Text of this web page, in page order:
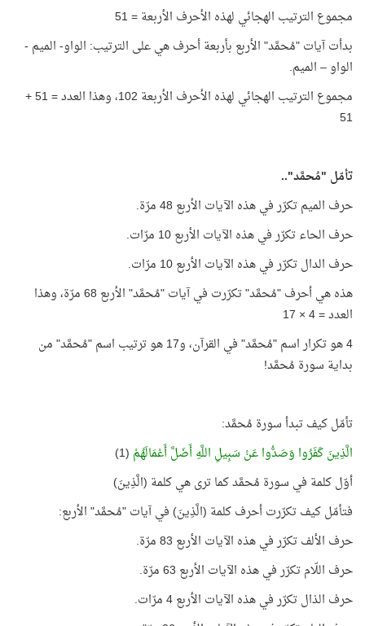
مجموع الترتيب الهجائي لهذه الأحرف الأربعة = 51
بدأت آيات "مُحمَّد" الأربع بأربعة أحرف هي على الترتيب: الواو- الميم -
الواو – الميم.
مجموع الترتيب الهجائي لهذه الأحرف الأربعة 102، وهذا العدد = 51 +
51
تأمّل "مُحمَّد"..
حرف الميم تكرّر في هذه الآيات الأربع 48 مرّة.
حرف الحاء تكرّر في هذه الآيات الأربع 10 مرّات.
حرف الدال تكرّر في هذه الآيات الأربع 10 مرّات.
هذه هي أحرف "مُحمَّد" تكرّرت في آيات "مُحمَّد" الأربع 68 مرّة، وهذا
العدد = 4 × 17
4 هو تكرار اسم "مُحمَّد" في القرآن، و17 هو ترتيب اسم "مُحمَّد" من
بداية سورة مُحمَّد!
تأمّل كيف تبدأ سورة مُحمَّد:
الَّذِينَ كَفَرُوا وَصَدُّوا عَنْ سَبِيلِ اللَّهِ أَضَلَّ أَعْمَالَهُمْ (1)
أوّل كلمة في سورة مُحمَّد كما ترى هي كلمة (الَّذِينَ)
فتأمّل كيف تكرّرت أحرف كلمة (الَّذِينَ) في آيات "مُحمَّد" الأربع:
حرف الألف تكرّر في هذه الآيات الأربع 83 مرّة.
حرف اللّام تكرّر في هذه الآيات الأربع 63 مرّة.
حرف الذال تكرّر في هذه الآيات الأربع 4 مرّات.